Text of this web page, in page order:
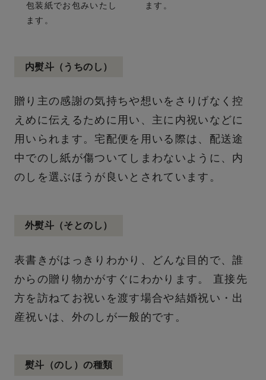
包装紙でお包みいたし
ます。
ます。
内熨斗（うちのし）
贈り主の感謝の気持ちや想いをさりげなく控
えめに伝えるために用い、主に内祝いなどに
用いられます。宅配便を用いる際は、配送途
中でのし紙が傷ついてしまわないように、内
のしを選ぶほうが良いとされています。
外熨斗（そとのし）
表書きがはっきりわかり、どんな目的で、誰
からの贈り物かがすぐにわかります。 直接先
方を訪ねてお祝いを渡す場合や結婚祝い・出
産祝いは、外のしが一般的です。
熨斗（のし）の種類